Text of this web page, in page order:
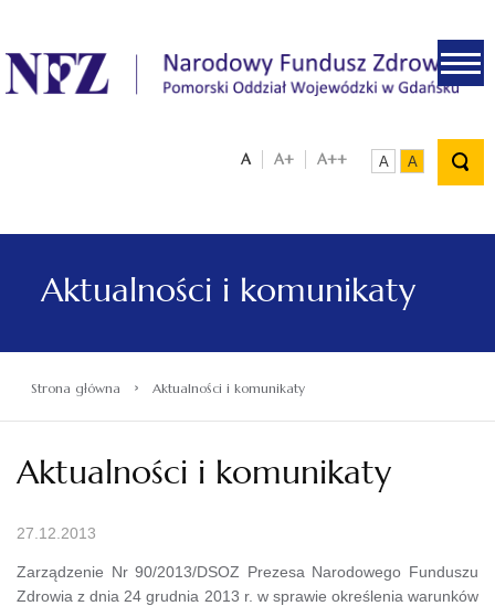
.
A A+ A++ A A
Aktualności i komunikaty
Strona główna › Aktualności i komunikaty
Aktualności i komunikaty
27.12.2013
Zarządzenie Nr 90/2013/DSOZ Prezesa Narodowego Funduszu
Zdrowia z dnia 24 grudnia 2013 r. w sprawie określenia warunków